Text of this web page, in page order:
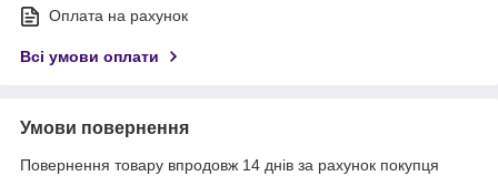
Оплата на рахунок
Всі умови оплати
Умови повернення
Повернення товару впродовж 14 днів за рахунок покупця